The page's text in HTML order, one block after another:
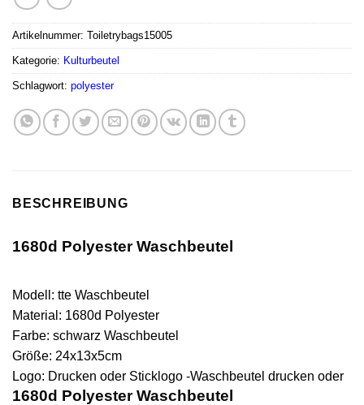
Artikelnummer: Toiletrybags15005
Kategorie: Kulturbeutel
Schlagwort: polyester
BESCHREIBUNG
1680d Polyester Waschbeutel
Modell: tte Waschbeutel
Material: 1680d Polyester
Farbe: schwarz Waschbeutel
Größe: 24x13x5cm
Logo: Drucken oder Sticklogo -Waschbeutel drucken oder
1680d Polyester Waschbeutel